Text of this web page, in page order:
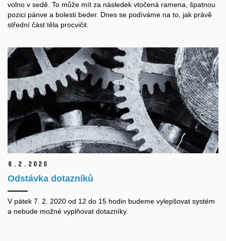
volno v sedě. To může mít za následek vtočená ramena, špatnou
pozici pánve a bolesti beder. Dnes se podíváme na to, jak právě
střední část těla procvičit.
6. 2. 2020
Odstávka dotazníků
V pátek 7. 2. 2020 od 12 do 15 hodin budeme vylepšovat systém
a nebude možné vyplňovat dotazníky.